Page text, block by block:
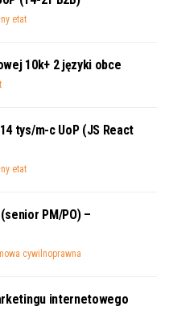
etat
10k+ 2 języki obce
tys/m-c UoP (JS React
etat
PM/PO) –
cywilnoprawna
internetowego